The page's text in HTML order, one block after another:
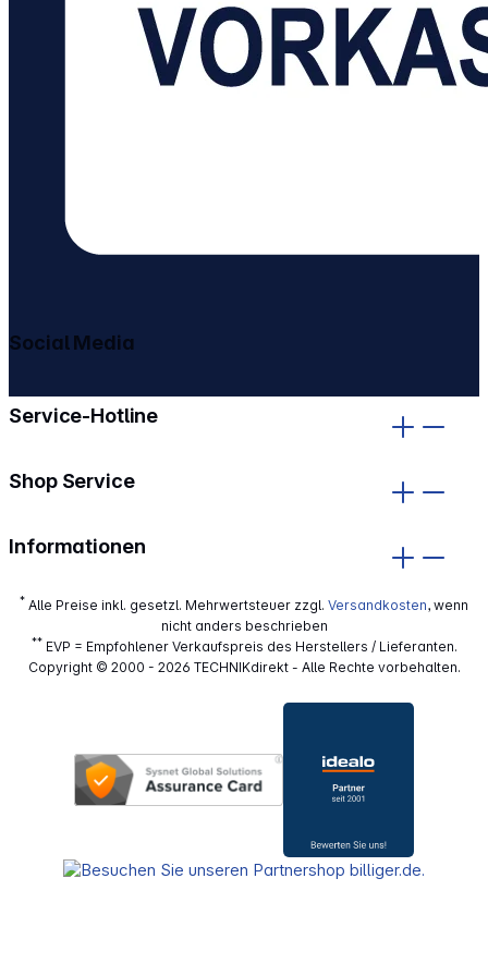
Service-Hotline
Shop Service
Informationen
Social Media
* Alle Preise inkl. gesetzl. Mehrwertsteuer zzgl. Versandkosten, wenn
nicht anders beschrieben
**EVP = Empfohlener Verkaufspreis des Herstellers / Lieferanten.
Copyright © 2000 - 2026 TECHNIKdirekt - Alle Rechte vorbehalten.